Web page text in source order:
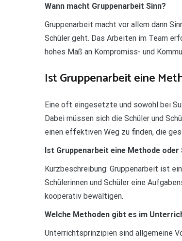
Wann macht Gruppenarbeit Sinn?
Gruppenarbeit macht vor allem dann
Schüler geht. Das Arbeiten im Team
hohes Maß an Kompromiss- und
Ist Gruppenarbeit eine
Eine oft eingesetzte und sowohl bei
Dabei müssen sich die Schüler und
einen effektiven Weg zu finden, die
Ist Gruppenarbeit eine Methode
Kurzbeschreibung: Gruppenarbeit ist
Schülerinnen und Schüler eine
kooperativ bewältigen.
Welche Methoden gibt es im
Unterrichtsprinzipien sind allgemeine